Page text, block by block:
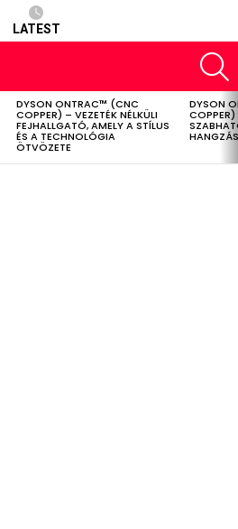
LATEST
DYSON ONTRAC™ (CNC
COPPER) – VEZETÉK NÉLKÜLI
FEJHALLGATÓ, AMELY A STÍLUS
ÉS A TECHNOLÓGIA
ÖTVÖZETE
DYSON
COPPER)